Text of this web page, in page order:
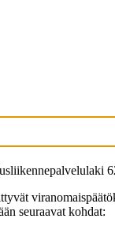
seuraavat kohdat: